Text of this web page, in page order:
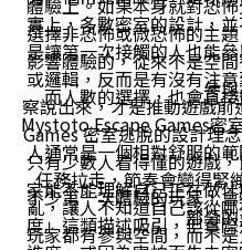
選擇非恐怖或微恐怖的主
影響體驗的，從來不是空
參
實上，多數密室的設計，
是讓第一次接觸的人也能
或邏輯，反而是有沒有注
察說出來，才是推動遊戲
Games 密室逃脫的設計理
只有少數人看得懂的遊戲
家能不能理解自己正在做
部分
而人數的選擇，也會直
Mystoto Escape Games密
人通常是一個相對舒服的
任務拉走，節奏會變得緊
亂，讓人不知道自己該從
玩家都有參與空間，而不
不少第一次體驗的玩家，
度」這類描述吸引，但實